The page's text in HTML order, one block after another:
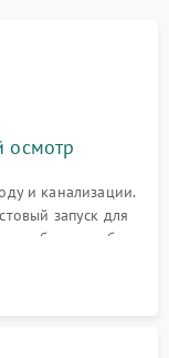
осмотр
и канализации.
запуск для
сбоев в работе